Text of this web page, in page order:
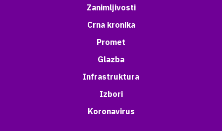
Zanimljivosti
Crna kronika
Promet
Glazba
Infrastruktura
Izbori
Koronavirus